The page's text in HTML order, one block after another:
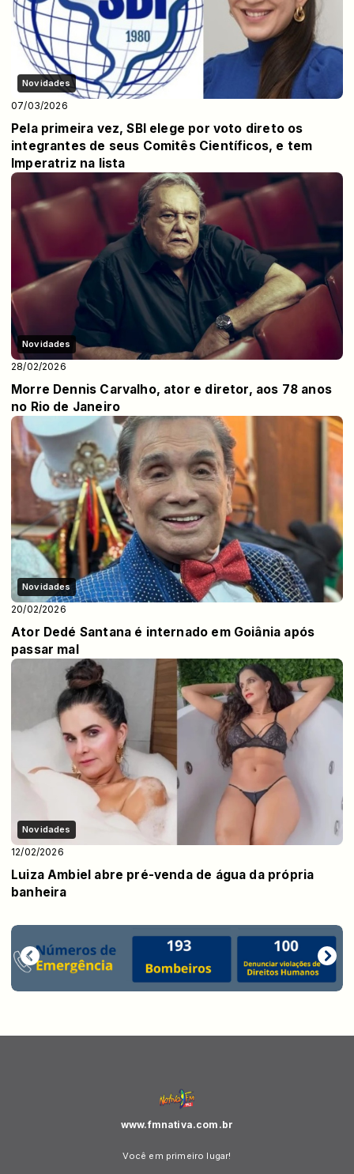
Novidades
07/03/2026
Pela primeira vez, SBI elege por voto direto os
integrantes de seus Comitês Científicos, e tem
Imperatriz na lista
Novidades
28/02/2026
Morre Dennis Carvalho, ator e diretor, aos 78 anos
no Rio de Janeiro
Novidades
20/02/2026
Ator Dedé Santana é internado em Goiânia após
passar mal
Novidades
12/02/2026
Luiza Ambiel abre pré-venda de água da própria
banheira
www.fmnativa.com.br
Você em primeiro lugar!